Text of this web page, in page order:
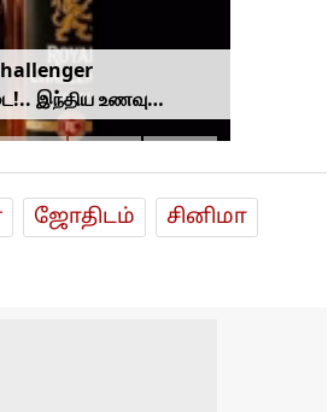
இந்திய உணவு
ஜோ‌திட‌ம்
சினிமா